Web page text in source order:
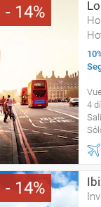
14
4
14